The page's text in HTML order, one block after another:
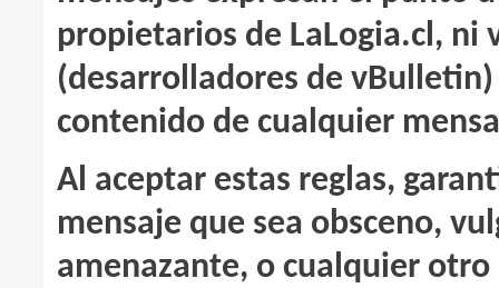
propietarios de LaLogia.cl, ni
(desarrolladores de
contenido de cualquier
Al aceptar estas reglas,
mensaje que sea obsceno,
amenazante, o cualquier